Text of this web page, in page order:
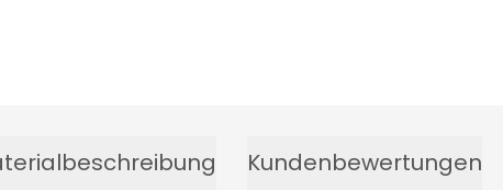
Kundenbewertungen